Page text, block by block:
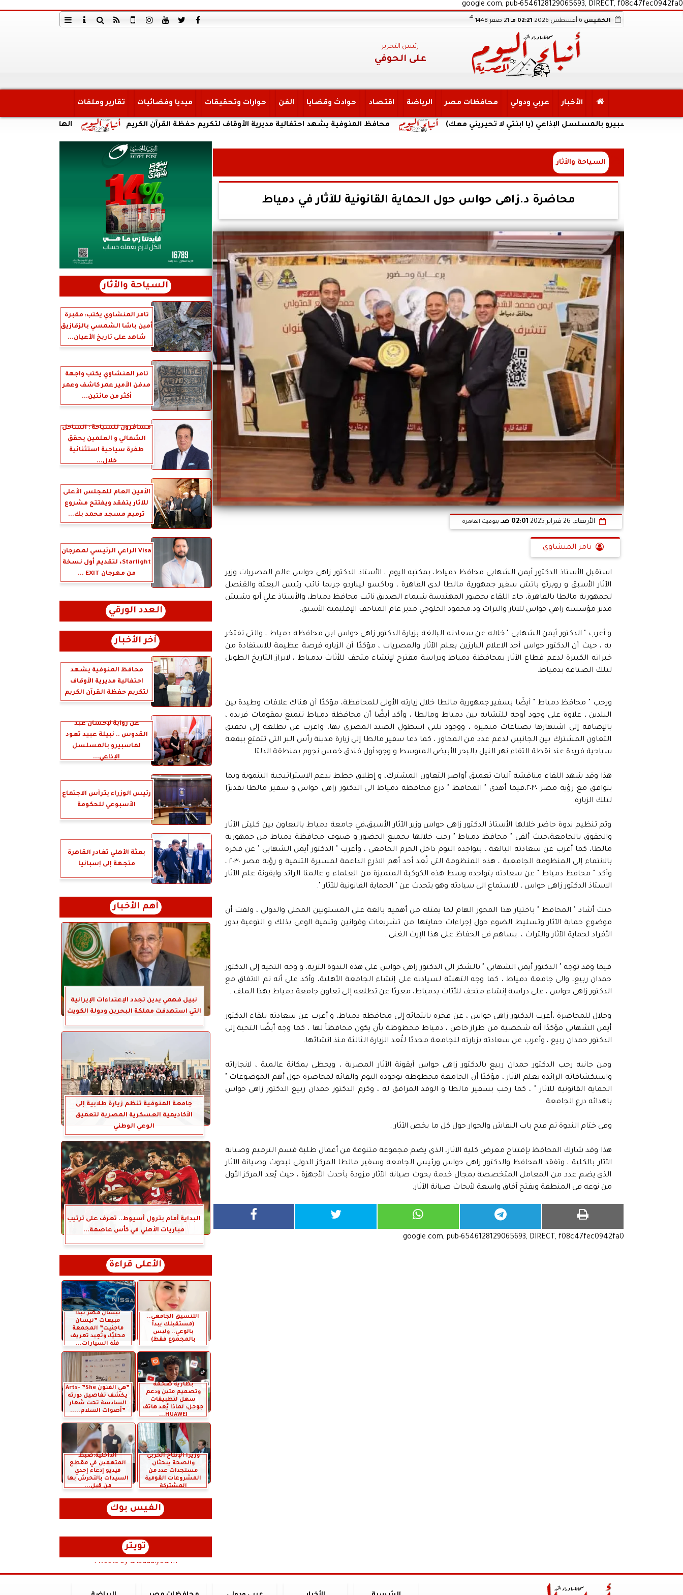
google.com, pub-6546128129065693, DIRECT, f08c47fec0942fa0
الخميس 02:21 مـ 21 صفر 1448
هـ
رئيس التحرير
على الحوفي
الأخبار عربي ودولي محافظات مصر الرياضة اقتصاد حوادث وقضايا الفن حوارات وتحقيقات ميديا وفضائيات تقارير وملفات
الهلال الأحمر المصري يمد أهالي غزة بنحو 3,100 طن من المساعدات الغذائية محافظ المنوفية يشهد احتفالية مديرية الأوقاف لتكريم حفظة القرآن الكريم بالمسلسل الإذاعي (يا ابنتي لا تحيريني معك)
السياحة والأثار
محاضرة د.زاهى حواس حول الحماية القانونية للآثار في دمياط
الأربعاء، 26 فبراير 2025 02:01 صـ بتوقيت القاهرة
تامر المنشاوي
استقبل الأستاذ الدكتور أيمن الشهابى محافظ دمياط، بمكتبه اليوم ، الأستاذ الدكتور زاهى حواس عالم المصريات وزير
الآثار الأسبق و روبرتو باتش سفير جمهورية مالطا لدى القاهرة ، وباكسو ليناردو جريما نائب رئيس البعثة والقنصل
لجمهورية مالطا بالقاهرة، جاء اللقاء بحضور المهندسة شيماء الصديق نائب محافظ دمياط، والأستاذ علي أبو دشيش
مدير مؤسسة زاهي حواس للآثار والتراث ود.محمود الحلوجي مدير عام المتاحف الإقليمية الأسبق.
و أعرب " الدكتور أيمن الشهابى " خلاله عن سعادته البالغة بزيارة الدكتور زاهى حواس ابن محافظة دمياط ، والتى تفتخر
به ، حيث أن الدكتور حواس أحد الاعلام البارزين بعلم الآثار والمصريات ، مؤكدًا أن الزيارة فرصة عظيمة للاستفادة من
خبراته الكبيرة لدعم قطاع الآثار بمحافظة دمياط ودراسة مقترح لإنشاء متحف للأثاث بدمياط ، لابراز التاريخ الطويل
لتلك الصناعة بدمياط.
ورحب " محافظ دمياط " أيضًا بسفير جمهورية مالطا خلال زيارته الأولى للمحافظة، مؤكدًا أن هناك علاقات وطيدة بين
البلدين ، علاوة على وجود أوجه للتشابه بين دمياط ومالطا ، وأكد أيضًا أن محافظة دمياط تتمتع بمقومات فريدة ،
بالإضافة إلى اشتهارها بصناعات متميزة ، ووجود ثلثى اسطول الصيد المصرى بها، واعرب عن تطلعه إلى تحقيق
التعاون المشترك بين الجانبين لدعم عدد من المحاور ، كما دعا سفير مالطا إلى زيارة مدينة رأس البر التى تتمتع ببقعة
سياحية فريدة عند نقطة التقاء نهر النيل بالبحر الأبيض المتوسط و وجودأول فندق خمس نجوم بمنطقة الدلتا.
هذا وقد شهد اللقاء مناقشة آليات تعميق أواصر التعاون المشترك، و إطلاق خطط تدعم الاستراتيجية التنموية وبما
يتوافق مع رؤية مصر ٢٠٣٠،فيما أهدى " المحافظ " درع محافظة دمياط الى الدكتور زاهى حواس و سفير مالطا تقديرًا
لتلك الزيارة.
وتم تنظيم ندوة حاضر خلالها الأستاذ الدكتور زاهى حواس وزير الآثار الأسبق،في جامعة دمياط بالتعاون بين كليتى الآثار
والحقوق بالجامعة،حيث ألقى " محافظ دمياط " رحب خلالها بجميع الحضور و ضيوف محافظة دمياط من جمهورية
مالطا، كما أعرب عن سعادته البالغة ، بتواجده اليوم داخل الحرم الجامعى ، وأعرب " الدكتور أيمن الشهابى " عن فخره
بالانتماء إلى المنظومة الجامعية ، هذه المنظومة التى تُعد أحد أهم الاذرع الداعمة لمسيرة التنمية و رؤية مصر ٢٠٣٠ ،
وأكد " محافظ دمياط " عن سعادته بتواجده وسط هذه الكوكبة المتميزة من العلماء و عالمنا الرائد وايقونة علم الآثار
الاستاذ الدكتور زاهى حواس ، للاستماع الى سيادته وهو يتحدث عن " الحماية القانونية للآثار ".
حيث أشاد " المحافظ " باختيار هذا المحور الهام لما يمثله من أهمية بالغة على المستويين المحلى والدولى ، ولفت أن
موضوع حماية الآثار وتسليط الضوء حول إجراءات حمايتها من تشريعات وقوانين وتنمية الوعى بذلك و التوعية بدور
الأفراد لحماية الآثار والتراث ، .يساهم فى الحفاظ على هذا الإرث الغنى .
فيما وقد توجه " الدكتور أيمن الشهابى " بالشكر الى الدكتور زاهى حواس على هذه الندوة الثرية، و وجه التحية إلى الدكتور
حمدان ربيع، والى جامعة دمياط ، كما وجه التهنئة لسيادته على إنشاء الجامعة الأهلية، وأكد على أنه تم الاتفاق مع
الدكتور زاهى حواس ، على دراسة إنشاء متحف للأثاث بدمياط، معربًا عن تطلعه إلى تعاون جامعة دمياط بهذا الملف .
وخلال للمحاضرة ،أعرب الدكتور زاهى حواس ، عن فخره بانتمائه إلى محافظة دمياط، و أعرب عن سعادته بلقاء الدكتور
أيمن الشهابى مؤكدًا أنه شخصية من طراز خاص ، دمياط محظوظة بأن يكون محافظاً لها ، كما وجه أيضًا التحية إلى
الدكتور حمدان ربيع ، وأعرب عن سعادته بزيارته للجامعة مجددًا لتُعد الزيارة الثالثة منذ انشائها.
ومن جانبه رحب الدكتور حمدان ربيع بالدكتور زاهى حواس أيقونة الآثار المصرية ، ويحظى بمكانة عالمية ، لانجازاته
واستكشافاته الرائدة بعلم الآثار ، مؤكدًا أن الجامعة محظوظة بوجوده اليوم والقائه لمحاضرة حول أهم الموضوعات "
الحماية القانونية للآثار " ، كما رحب بسفير مالطا و الوفد المرافق له ، وكرم الدكتور حمدان ربيع الدكتور زاهى حواس
باهدائه درع الجامعة
وفى ختام الندوة تم فتح باب النقاش والحوار حول كل ما يخص الآثار .
هذا وقد شارك المحافظ بإفتتاح معرض كلية الآثار، الذى يضم مجموعة متنوعة من أعمال طلبة قسم الترميم وصيانة
الآثار بالكلية ، وتفقد المحافظ والدكتور زاهى حواس ورئيس الجامعة وسفير مالطا المركز الدولى لبحوث وصيانة الآثار
الذى يضم عدد من المعامل المتخصصة بمجال خدمة بحوث صيانة الآثار مزودة بأحدث الأجهزة ، حيث يُعد المركز الأول
من نوعه فى المنطقة ويفتح آفاق واسعة لأبحاث صيانة الآثار.
google.com, pub-6546128129065693, DIRECT, f08c47fec0942fa0
السياحة والأثار
تامر المنشاوي يكتب: مقبرة
أمين باشا الشمسي بالزقازيق
شاهد على تاريخ الأعيان...
تامر المنشاوي يكتب واجهة
مدفن الأمير عمر كاشف وعمر
أكثر من مائتين...
مسافرون للسياحة : الساحل
الشمالي و العلمين يحقق
طفرة سياحية استثنائية
خلال...
الأمين العام للمجلس الأعلى
للآثار يتفقد ويفتتح مشروع
ترميم مسجد محمد بك...
Visa الراعي الرئيسي لمهرجان
Starlight، لتقديم أول نسخة
من مهرجان EXIT ...
العدد الورقي
آخر الأخبار
محافظ المنوفية يشهد
احتفالية مديرية الأوقاف
لتكريم حفظة القرآن الكريم
عن رواية لإحسان عبد
القدوس .. نبيلة عبيد تعود
لماسبيرو بالمسلسل
الإذاعي...
رئيس الوزراء يترأس الاجتماع
الأسبوعي للحكومة
بعثة الأهلي تغادر القاهرة
متجهة إلى إسبانيا
أهم الأخبار
نبيل فهمي يدين تجدد الإعتداءات الإيرانية
التي استهدفت مملكة البحرين ودولة الكويت
جامعة المنوفية تنظم زيارة طلابية إلى
الأكاديمية العسكرية المصرية لتعميق
الوعي الوطني
البداية أمام بترول أسيوط.. تعرف على ترتيب
مباريات الأهلي في كأس عاصمة...
الأعلى قراءة
التنسيق الجامعي..
(مستقبلك يبدأ
بالوعي.. وليس
بالمجموع فقط)
نيسان مصر تبدأ
مبيعات ”نيسان
ماجنيت” المجمعة
محليًا، وتُعِيد تعريف
فئة السيارات...
بطارية ضخمة
وتصميم متين ودعم
سهل لتطبيقات
جوجل: لماذا يُعد هاتف
HUAWEI...
”هي الفنون Arts- ”She
يكشف تفاصيل دورته
السادسة تحت شعار
”أصوات السلام.....
وزيرا الإنتاج الحربي
والصحة يبحثان
مستجدات عدد من
المشروعات القومية
المشتركة
الداخلية:ضبط
المتهمين في مقطع
فيديو إدعاء إحدي
السيدات بالتحرش بها
من قبل...
الفيس بوك
تويتر
Tweets by anbaaalyoum1